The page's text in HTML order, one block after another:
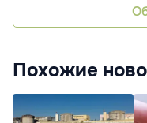
Похожие